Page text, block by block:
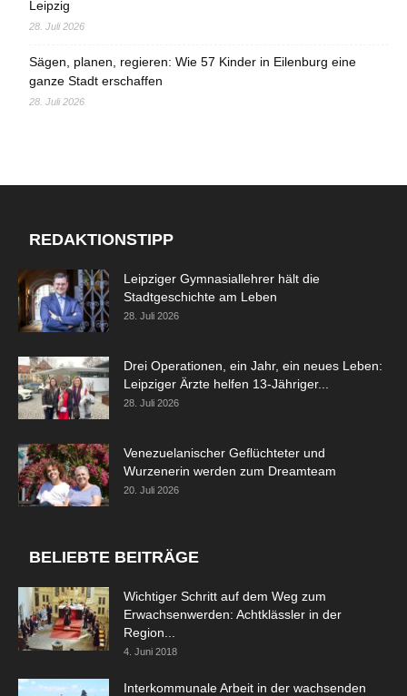
Leipzig
28. Juli 2026
Sägen, planen, regieren: Wie 57 Kinder in Eilenburg eine
ganze Stadt erschaffen
28. Juli 2026
REDAKTIONSTIPP
Leipziger Gymnasiallehrer hält die
Stadtgeschichte am Leben
28. Juli 2026
Drei Operationen, ein Jahr, ein neues Leben:
Leipziger Ärzte helfen 13-Jähriger...
28. Juli 2026
Venezuelanischer Geflüchteter und
Wurzenerin werden zum Dreamteam
20. Juli 2026
BELIEBTE BEITRÄGE
Wichtiger Schritt auf dem Weg zum
Erwachsenwerden: Achtklässler in der
Region...
4. Juni 2018
Interkommunale Arbeit in der wachsenden